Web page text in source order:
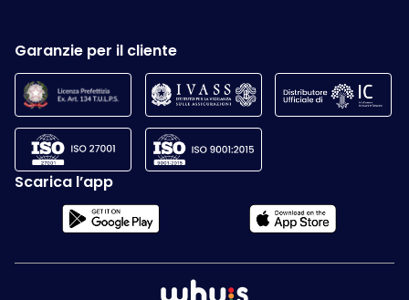
Garanzie per il cliente
Scarica l’app